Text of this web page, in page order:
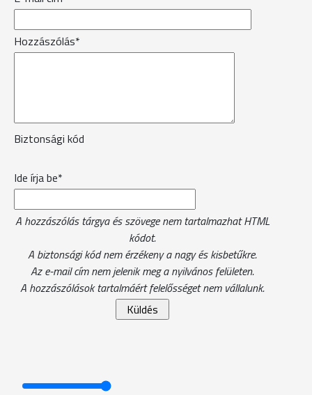
Hozzászólás*
Biztonsági kód
Ide írja be*
A hozzászólás tárgya és szövege nem tartalmazhat HTML
kódot.
A biztonsági kód nem érzékeny a nagy és kisbetűkre.
Az e-mail cím nem jelenik meg a nyilvános felületen.
A hozzászólások tartalmáért felelősséget nem vállalunk.